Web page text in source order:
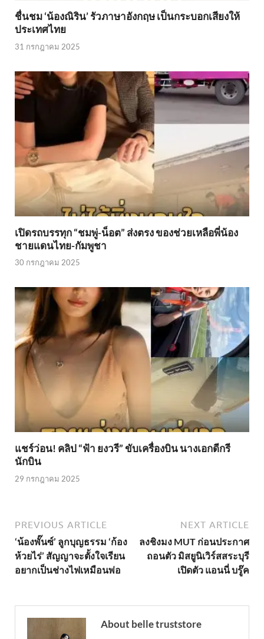
ชื่นชม ‘น้องณิริน’ รัวภาษาอังกฤษ เป็นกระบอกเสียงให้
ประเทศไทย
31 กรกฎาคม 2025
เปิดรถบรรทุก “ชมพู่-น็อต” ส่งตรง ของช่วยเหลือพี่น้อง
ชายแดนไทย-กัมพูชา
30 กรกฎาคม 2025
แชร์ว่อน! คลิป “ฟ้า ยงวรี” ขับเครื่องบิน นางเอกดีกรี
นักบิน
29 กรกฎาคม 2025
PREVIOUS ARTICLE
‘น้องพั๊นซ์’ ลูกบุญธรรม ‘ก้อง
ห้วยไร่’ สัญญาจะตั้งใจเรียน
อยากเป็นช่างไฟเหมือนพ่อ
NEXT ARTICLE
ลงชิงมง MUT ก่อนประกาศ
ถอนตัว มิสยูนิเวิร์สสระบุรี
เปิดตัว แอนนี่ บรู๊ค
About belle truststore